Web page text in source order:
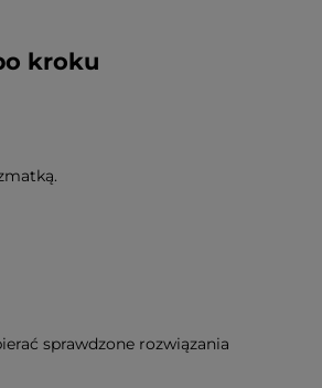
kroku
sprawdzone rozwiązania